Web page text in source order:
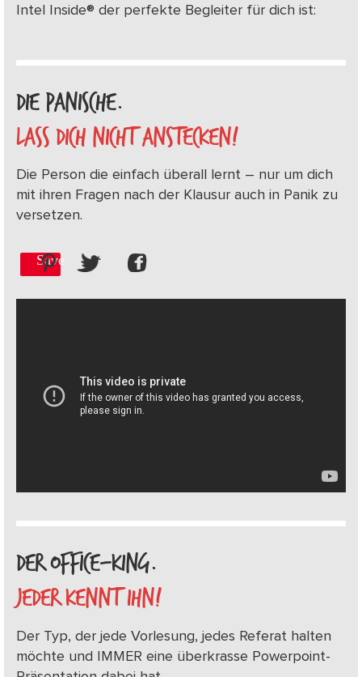
Intel Inside® der perfekte Begleiter für dich ist:
DIE PANISCHE.
LASS DICH NICHT ANSTECKEN!
Die Person die einfach überall lernt – nur um dich
mit ihren Fragen nach der Klausur auch in Panik zu
versetzen.
Save
DER OFFICE-KING.
JEDER KENNT IHN!
Der Typ, der jede Vorlesung, jedes Referat halten
möchte und IMMER eine überkrasse Powerpoint-